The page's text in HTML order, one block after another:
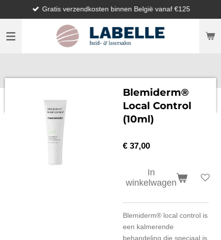
direct
naar
hoofdinhoud
Gratis verzendkosten binnen België vanaf €125
Blemiderm®
Local Control
(10ml)
€ 37,00
In
winkelwagen
Blemiderm® local control is
een kalmerende
behandeling die speciaal is